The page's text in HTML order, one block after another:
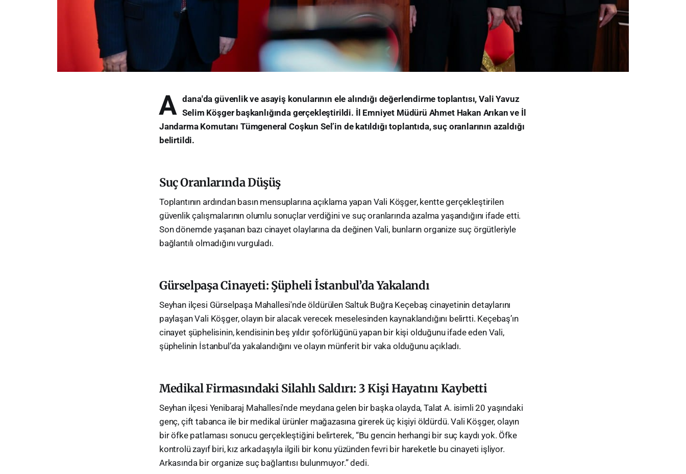
A dana'da güvenlik ve asayiş konularının ele alındığı değerlendirme toplantısı, Vali Yavuz
Selim Köşger başkanlığında gerçekleştirildi. İl Emniyet Müdürü Ahmet Hakan Arıkan ve İl
Jandarma Komutanı Tümgeneral Coşkun Sel’in de katıldığı toplantıda, suç oranlarının azaldığı
belirtildi.
Suç Oranlarında Düşüş
Toplantının ardından basın mensuplarına açıklama yapan Vali Köşger, kentte gerçekleştirilen
güvenlik çalışmalarının olumlu sonuçlar verdiğini ve suç oranlarında azalma yaşandığını ifade etti.
Son dönemde yaşanan bazı cinayet olaylarına da değinen Vali, bunların organize suç örgütleriyle
bağlantılı olmadığını vurguladı.
Gürselpaşa Cinayeti: Şüpheli İstanbul’da Yakalandı
Seyhan ilçesi Gürselpaşa Mahallesi'nde öldürülen Saltuk Buğra Keçebaş cinayetinin detaylarını
paylaşan Vali Köşger, olayın bir alacak verecek meselesinden kaynaklandığını belirtti. Keçebaş’ın
cinayet şüphelisinin, kendisinin beş yıldır şoförlüğünü yapan bir kişi olduğunu ifade eden Vali,
şüphelinin İstanbul’da yakalandığını ve olayın münferit bir vaka olduğunu açıkladı.
Medikal Firmasındaki Silahlı Saldırı: 3 Kişi Hayatını Kaybetti
Seyhan ilçesi Yenibaraj Mahallesi'nde meydana gelen bir başka olayda, Talat A. isimli 20 yaşındaki
genç, çift tabanca ile bir medikal ürünler mağazasına girerek üç kişiyi öldürdü. Vali Köşger, olayın
bir öfke patlaması sonucu gerçekleştiğini belirterek, “Bu gencin herhangi bir suç kaydı yok. Öfke
kontrolü zayıf biri, kız arkadaşıyla ilgili bir konu yüzünden fevri bir hareketle bu cinayeti işliyor.
Arkasında bir organize suç bağlantısı bulunmuyor.” dedi.